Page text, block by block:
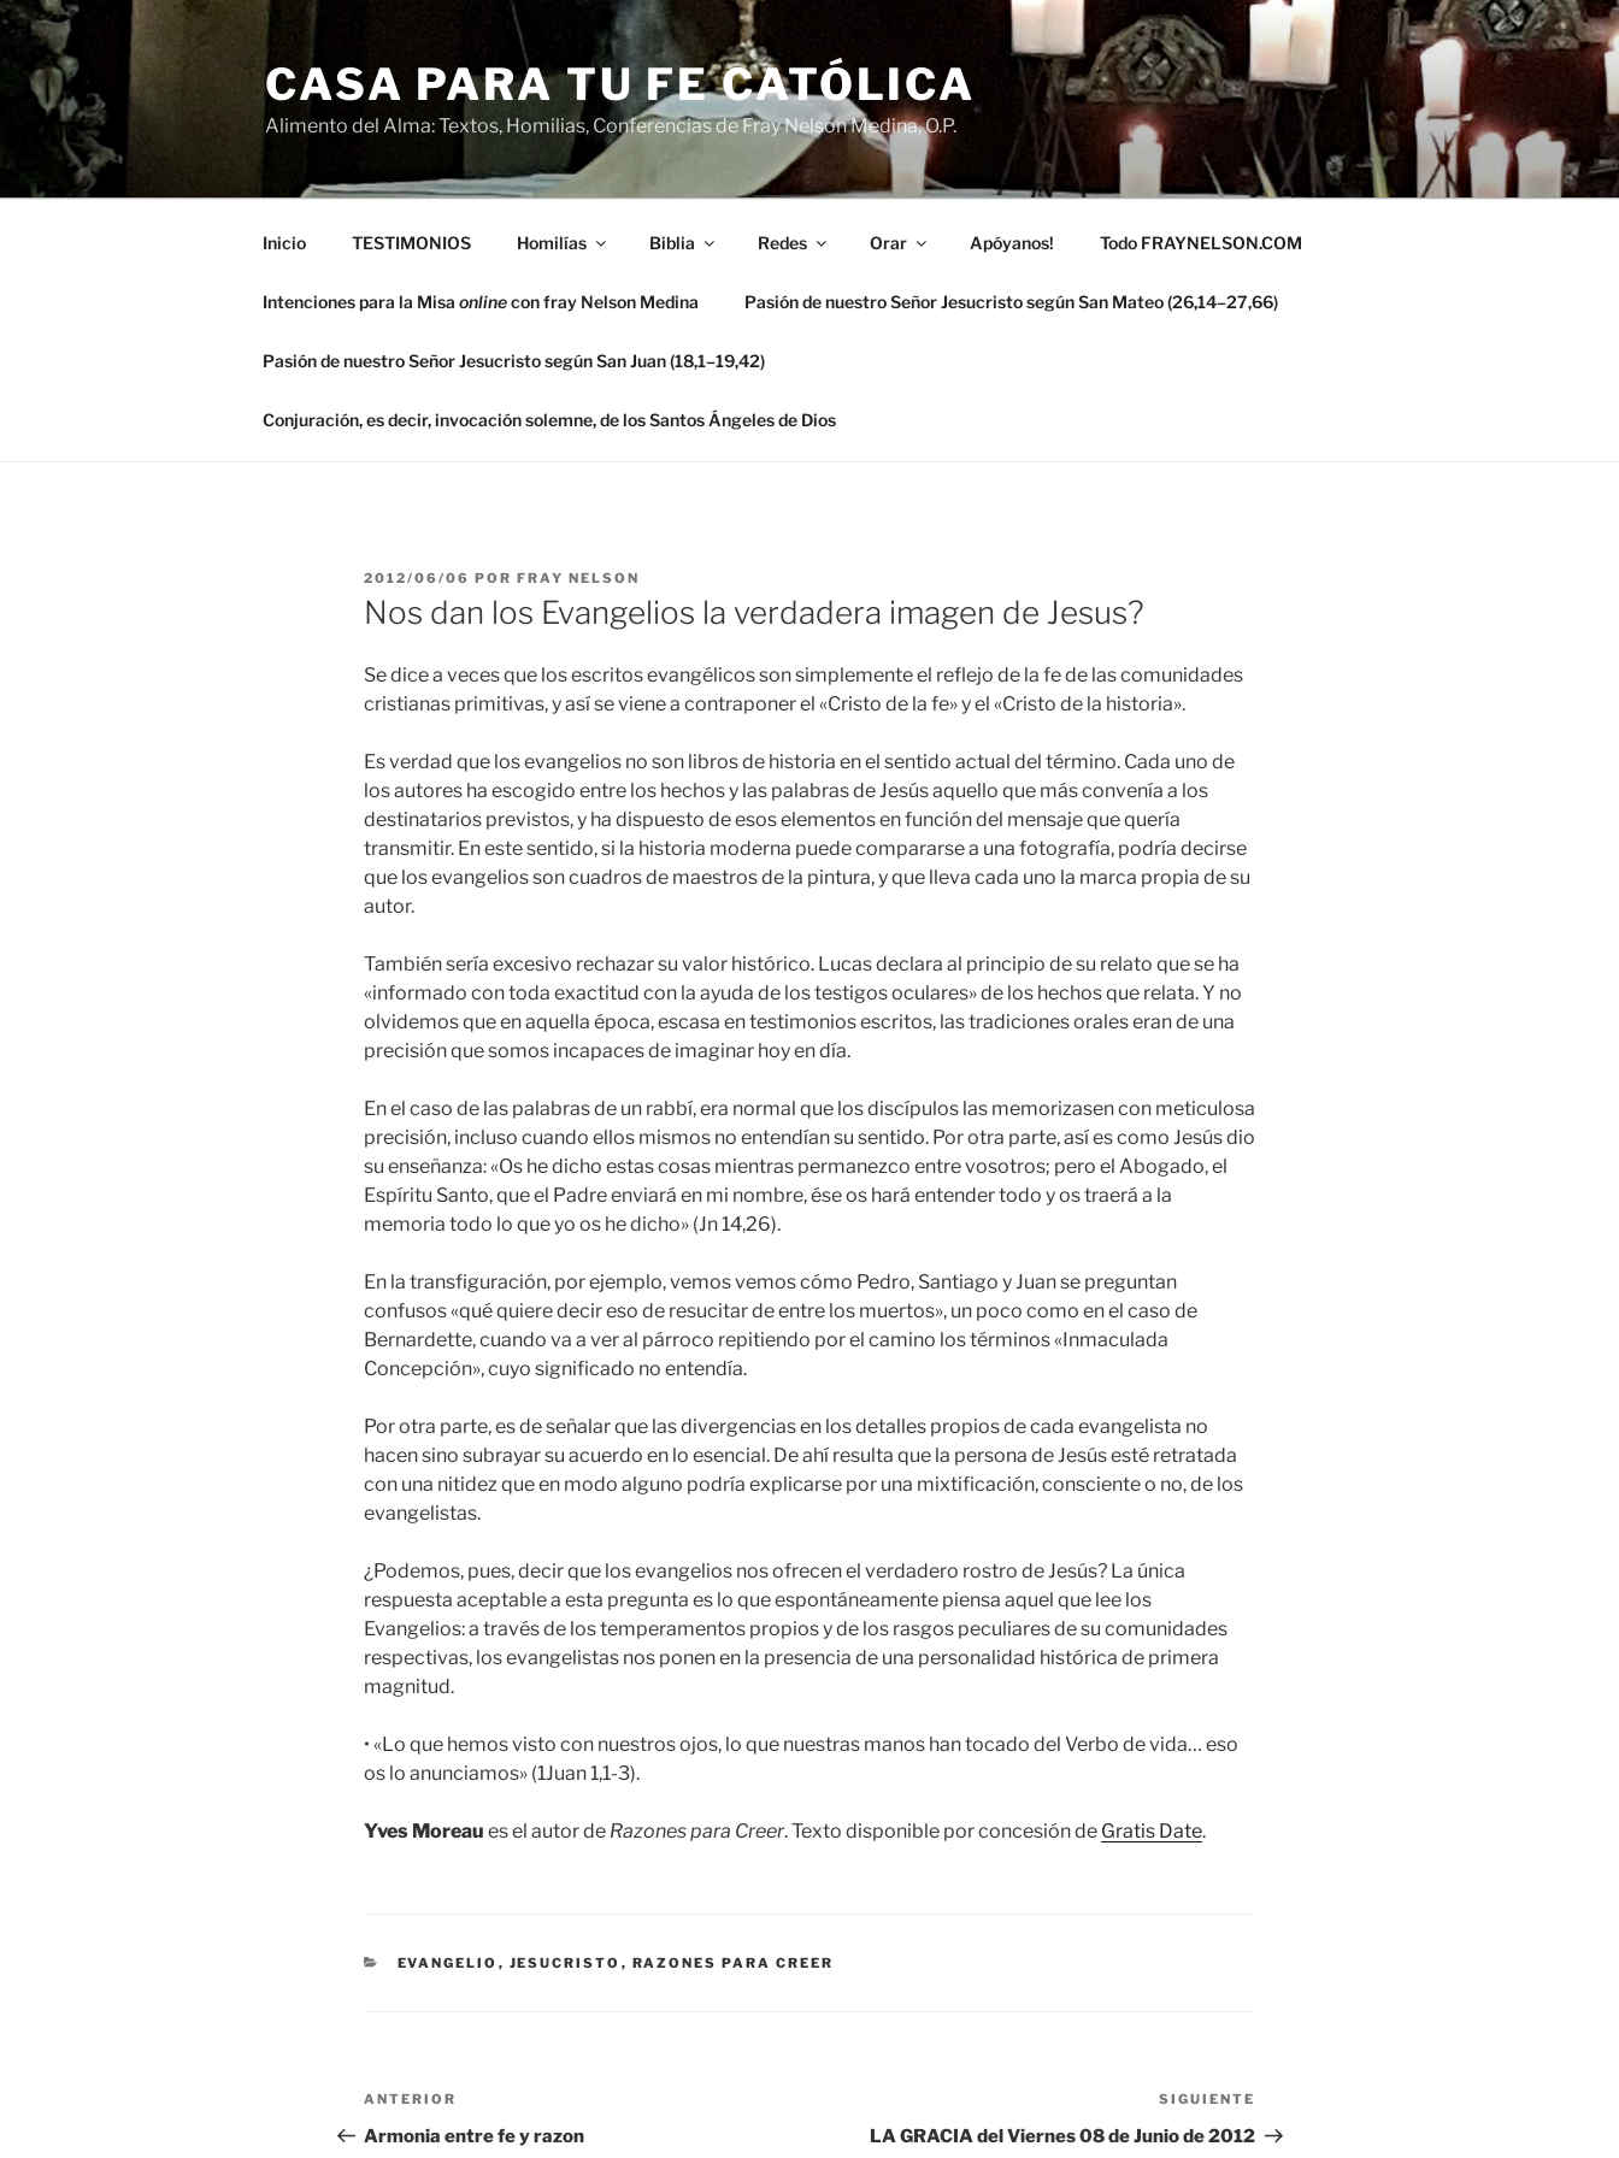
Saltar
contenido
CASA PARA TU FE CATÓLICA
Alimento del Alma: Textos, Homilias, Conferencias de Fray Nelson Medina, O.P.
Inicio TESTIMONIOS Homilías Biblia Redes Orar Apóyanos! Todo FRAYNELSON.COM
Intenciones para la Misa onlinecon fray Nelson Medina Pasión de nuestro Señor Jesucristo según San Mateo (26,14–27,66)
Pasión de nuestro Señor Jesucristo según San Juan (18,1–19,42)
Conjuración, es decir, invocación solemne, de los Santos Ángeles de Dios
PUBLICADO
EL
2012/06/06 POR FRAY NELSON
Nos dan los Evangelios la verdadera imagen de Jesus?
Se dice a veces que los escritos evangélicos son simplemente el reflejo de la fe de las comunidades
cristianas primitivas, y así se viene a contraponer el «Cristo de la fe» y el «Cristo de la historia».
Es verdad que los evangelios no son libros de historia en el sentido actual del término. Cada uno de
los autores ha escogido entre los hechos y las palabras de Jesús aquello que más convenía a los
destinatarios previstos, y ha dispuesto de esos elementos en función del mensaje que quería
transmitir. En este sentido, si la historia moderna puede compararse a una fotografía, podría decirse
que los evangelios son cuadros de maestros de la pintura, y que lleva cada uno la marca propia de su
autor.
También sería excesivo rechazar su valor histórico. Lucas declara al principio de su relato que se ha
«informado con toda exactitud con la ayuda de los testigos oculares» de los hechos que relata. Y no
olvidemos que en aquella época, escasa en testimonios escritos, las tradiciones orales eran de una
precisión que somos incapaces de imaginar hoy en día.
En el caso de las palabras de un rabbí, era normal que los discípulos las memorizasen con meticulosa
precisión, incluso cuando ellos mismos no entendían su sentido. Por otra parte, así es como Jesús dio
su enseñanza: «Os he dicho estas cosas mientras permanezco entre vosotros; pero el Abogado, el
Espíritu Santo, que el Padre enviará en mi nombre, ése os hará entender todo y os traerá a la
memoria todo lo que yo os he dicho» (Jn 14,26).
En la transfiguración, por ejemplo, vemos vemos cómo Pedro, Santiago y Juan se preguntan
confusos «qué quiere decir eso de resucitar de entre los muertos», un poco como en el caso de
Bernardette, cuando va a ver al párroco repitiendo por el camino los términos «Inmaculada
Concepción», cuyo significado no entendía.
Por otra parte, es de señalar que las divergencias en los detalles propios de cada evangelista no
hacen sino subrayar su acuerdo en lo esencial. De ahí resulta que la persona de Jesús esté retratada
con una nitidez que en modo alguno podría explicarse por una mixtificación, consciente o no, de los
evangelistas.
¿Podemos, pues, decir que los evangelios nos ofrecen el verdadero rostro de Jesús? La única
respuesta aceptable a esta pregunta es lo que espontáneamente piensa aquel que lee los
Evangelios: a través de los temperamentos propios y de los rasgos peculiares de su comunidades
respectivas, los evangelistas nos ponen en la presencia de una personalidad histórica de primera
magnitud.
• «Lo que hemos visto con nuestros ojos, lo que nuestras manos han tocado del Verbo de vida… eso
os lo anunciamos» (1Juan 1,1-3).
Yves Moreau es el autor de Razones para Creer. Texto disponible por concesión de Gratis Date.
CATEGORÍAS
EVANGELIO , JESUCRISTO , RAZONES PARA CREER
Navegación
de
Entrada
anterior:
ANTERIOR
Armonia entre fe y razon
entrada
SIGUIENTE
LA GRACIA del Viernes 08 de Junio de 2012